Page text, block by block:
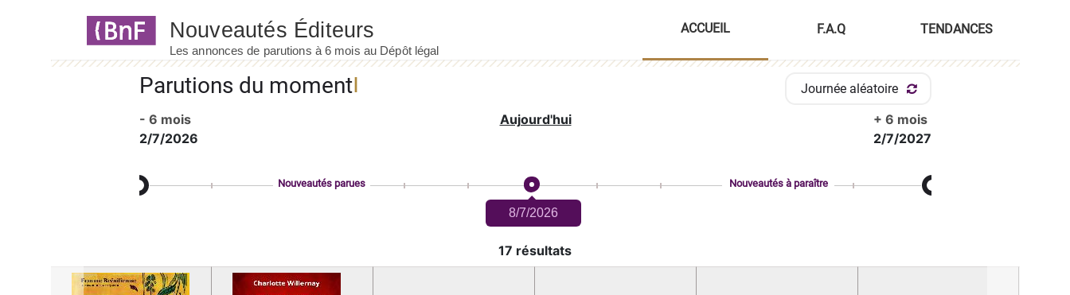
ACCUEIL F.A.Q TENDANCES
Parutions du moment Journée aléatoire
- 6 mois
2/7/2026
Aujourd'hui
+ 6 mois
2/7/2027
8/7/2026
Nouveautés parues Nouveautés à paraître
17 résultats